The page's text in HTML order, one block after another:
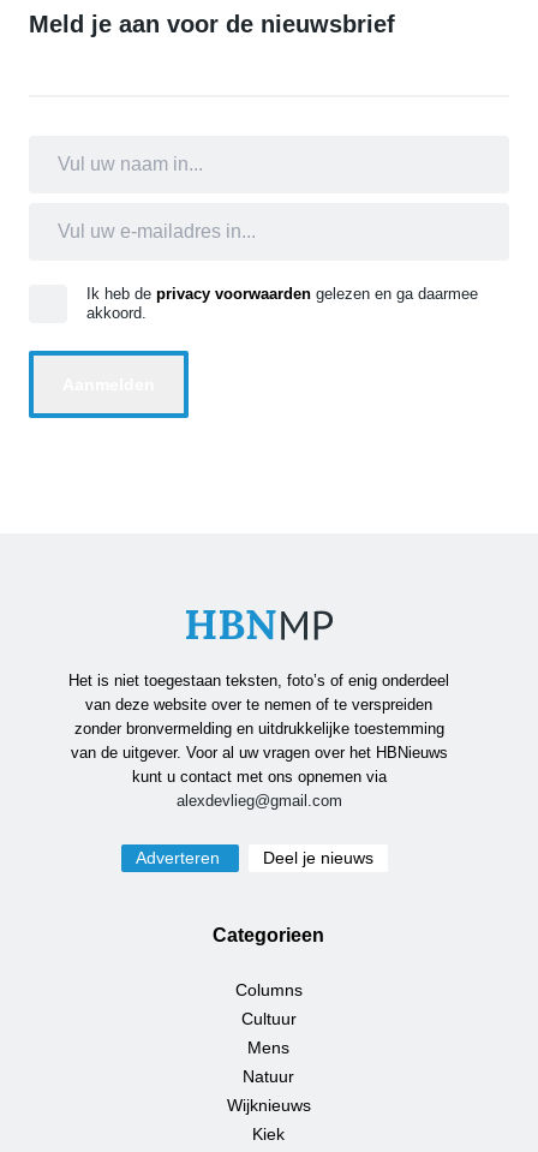
Meld je aan voor de nieuwsbrief
Ik heb de privacy voorwaarden gelezen en ga daarmee
akkoord.
Het is niet toegestaan teksten, foto’s of enig onderdeel
van deze website over te nemen of te verspreiden
zonder bronvermelding en uitdrukkelijke toestemming
van de uitgever. Voor al uw vragen over het HBNieuws
kunt u contact met ons opnemen via
alexdevlieg@gmail.com
Adverteren Deel je nieuws
Categorieen
Columns
Cultuur
Mens
Natuur
Wijknieuws
Kiek